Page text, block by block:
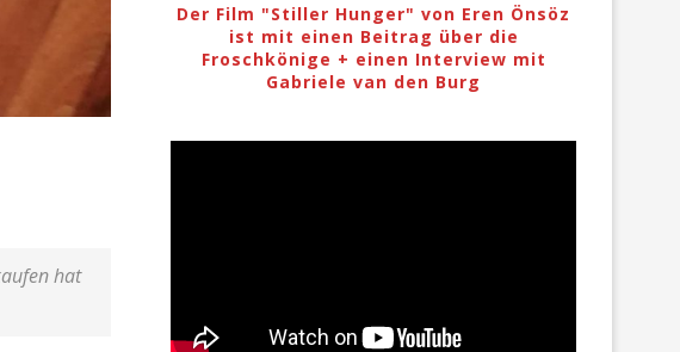
hat
Der Film "Stiller Hunger" von Eren Önsöz
ist mit einen Beitrag über die
Froschkönige + einen Interview mit
Gabriele van den Burg